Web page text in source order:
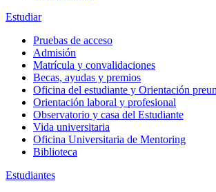
Estudiar
Pruebas de acceso
Admisión
Matrícula y convalidaciones
Becas, ayudas y premios
Oficina del estudiante y Orientación
Orientación laboral y profesional
Observatorio y casa del Estudiante
Vida universitaria
Oficina Universitaria de Mentoring
Biblioteca
Estudiantes